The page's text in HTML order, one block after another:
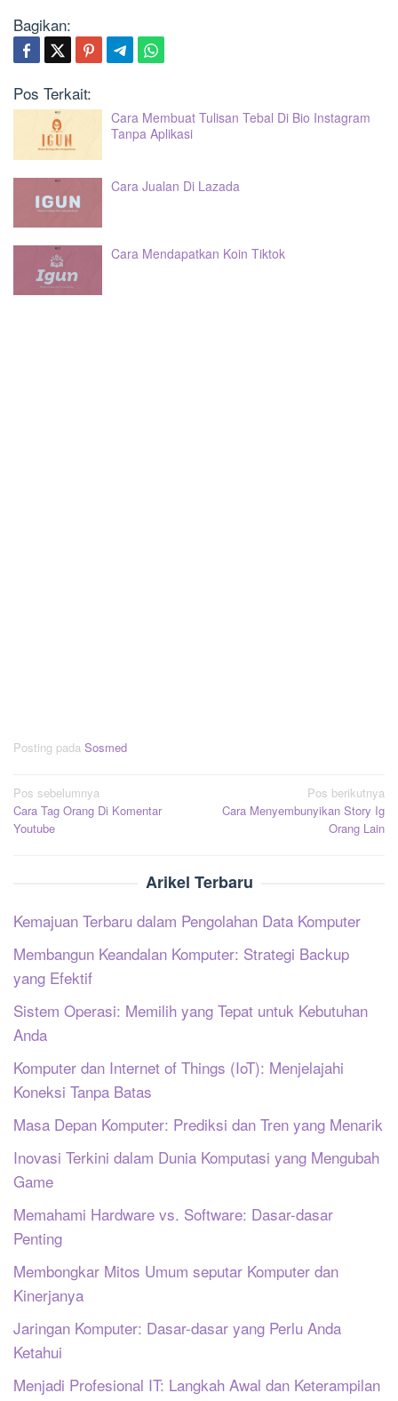
Bagikan:
Pos Terkait:
Cara Membuat Tulisan Tebal Di Bio Instagram
Tanpa Aplikasi
Cara Jualan Di Lazada
Cara Mendapatkan Koin Tiktok
Posting pada Sosmed
Navigasi
pos
Pos sebelumnya
Cara Tag Orang Di Komentar
Youtube
Pos berikutnya
Cara Menyembunyikan Story Ig
Orang Lain
Arikel Terbaru
Kemajuan Terbaru dalam Pengolahan Data Komputer
Membangun Keandalan Komputer: Strategi Backup
yang Efektif
Sistem Operasi: Memilih yang Tepat untuk Kebutuhan
Anda
Komputer dan Internet of Things (IoT): Menjelajahi
Koneksi Tanpa Batas
Masa Depan Komputer: Prediksi dan Tren yang Menarik
Inovasi Terkini dalam Dunia Komputasi yang Mengubah
Game
Memahami Hardware vs. Software: Dasar-dasar
Penting
Membongkar Mitos Umum seputar Komputer dan
Kinerjanya
Jaringan Komputer: Dasar-dasar yang Perlu Anda
Ketahui
Menjadi Profesional IT: Langkah Awal dan Keterampilan